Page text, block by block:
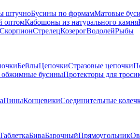
штучноБусины по формамМатовые
оптомКабошоны из натурального камня
СкорпионСтрелецКозерогВодолейРыбы
БейлыЦепочкиСтразовые цепочки
бусиныПротекторы для
ПиныКонцевикиСоединительные
БиваБарочныйПрямоугольник